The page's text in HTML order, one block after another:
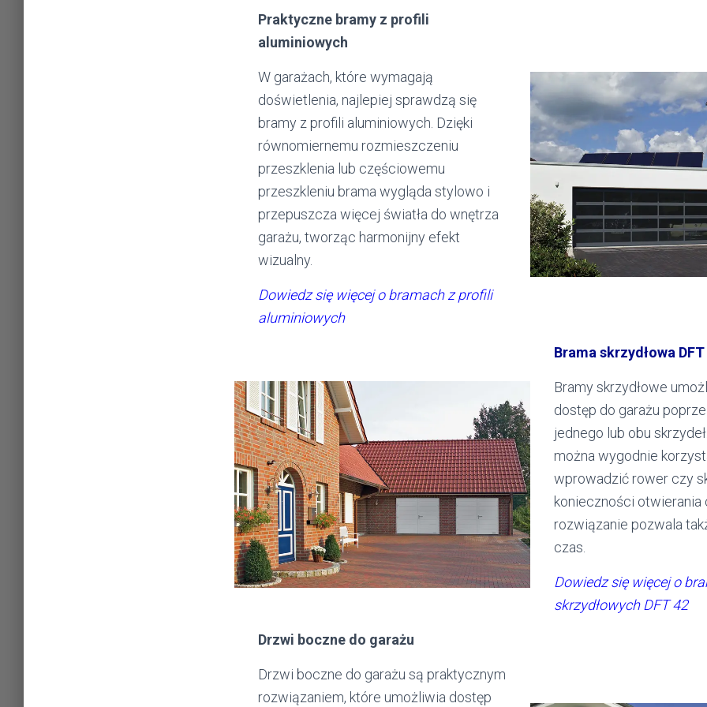
Praktyczne bramy z profili
aluminiowych
W garażach, które wymagają
doświetlenia, najlepiej sprawdzą się
bramy z profili aluminiowych. Dzięki
równomiernemu rozmieszczeniu
przeszklenia lub częściowemu
przeszkleniu brama wygląda stylowo i
przepuszcza więcej światła do wnętrza
garażu, tworząc harmonijny efekt
wizualny.
Dowiedz się więcej o bramach z profili
aluminiowych
Brama skrzydłowa
Bramy skrzydłowe
dostęp do garażu
jednego lub obu
można wygodnie
wprowadzić rower czy
konieczności otwierania
rozwiązanie pozwala
czas.
Dowiedz się więcej o
skrzydłowych DFT 42
Drzwi boczne do garażu
Drzwi boczne do garażu są praktycznym
rozwiązaniem, które umożliwia dostęp